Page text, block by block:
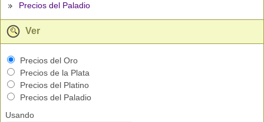
Precios del Paladio
Ver
Precios del Oro
Precios de la Plata
Precios del Platino
Precios del Paladio
Usando